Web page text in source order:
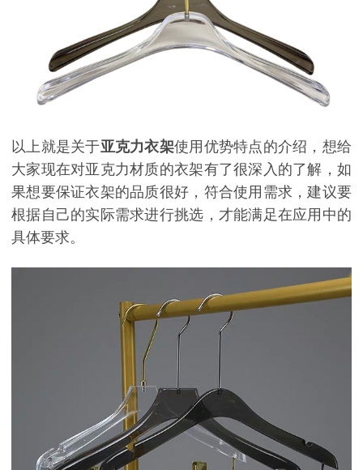
以上就是关于亚克力衣架使用优势特点的介绍，想给
大家现在对亚克力材质的衣架有了很深入的了解，如
果想要保证衣架的品质很好，符合使用需求，建议要
根据自己的实际需求进行挑选，才能满足在应用中的
具体要求。